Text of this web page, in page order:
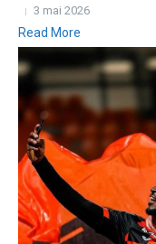
3 mai 2026
Read More